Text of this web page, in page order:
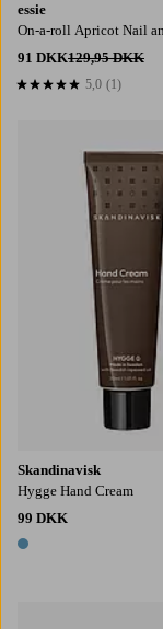
essie
On-a-roll Apricot Nail
91 DKK129,95 DKK
5,0 baseret på 1
5,0 (1)
Skandinavisk
Hygge Hand Cream
99 DKK
1 farve